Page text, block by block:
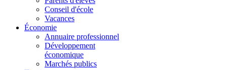
Conseil d'école
Vacances
Économie
Annuaire professionnel
Développement
économique
Marchés publics